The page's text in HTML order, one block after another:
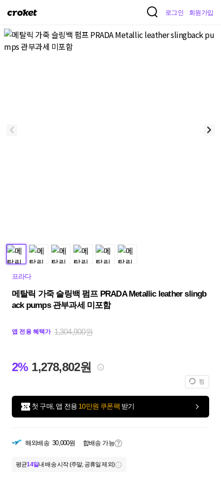
크
켓
로그인 회원가입
프라다
메탈릭 가죽 슬링백 펌프 PRADA Metallic leather slingb
ack pumps 관부과세 미포함
앱 전용 혜택가 1,304,900원
2% 1,278,802원
찜
첫 구매, 앱 전용 10만원 쿠폰팩 받기
해외배송 30,000원 합배송 가능
평균14일내 배송 시작 (주말, 공휴일 제외)